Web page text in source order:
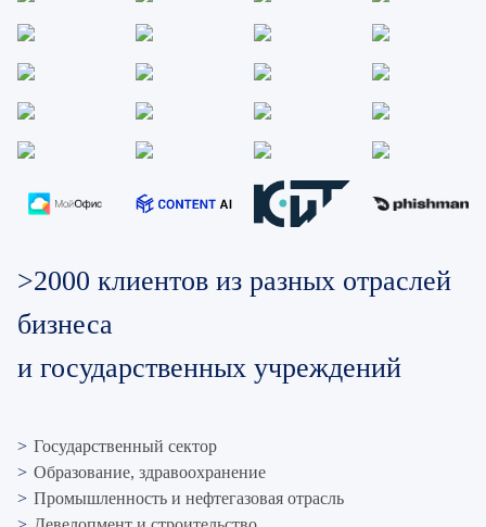
>2000 клиентов из разных отраслей
бизнеса
и государственных учреждений
Государственный сектор
Образование, здравоохранение
Промышленность и нефтегазовая отрасль